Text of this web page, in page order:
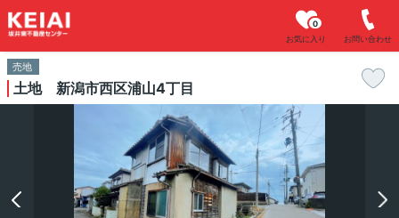
お気に入り
0
お問い合わせ
売地
土地 新潟市西区浦山4丁目